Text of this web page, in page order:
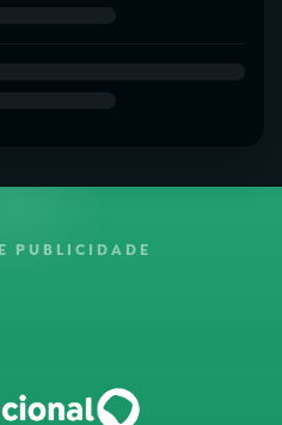
PUBLICIDADE